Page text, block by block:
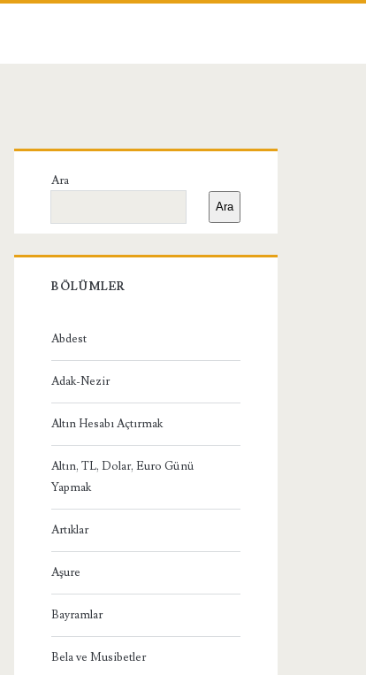
Birincil
Yan
Menü
Ara
Ara
BÖLÜMLER
Abdest
Adak-Nezir
Altın Hesabı Açtırmak
Altın, TL, Dolar, Euro Günü
Yapmak
Artıklar
Aşure
Bayramlar
Bela ve Musibetler